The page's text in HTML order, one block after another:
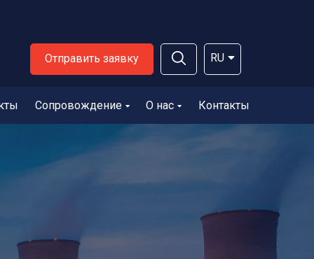
Отправить заявку RU
Сопровождение О нас Контакты